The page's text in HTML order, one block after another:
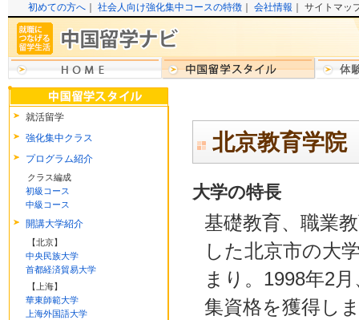
初めての方へ 社会人向け強化集中コースの特徴 会社情報 ｜ サイトマッ
就活留学
強化集中クラス
プログラム紹介
クラス編成
初級コース
中級コース
開講大学紹介
【北京】
中央民族大学
首都経済貿易大学
【上海】
華東師範大学
上海外国語大学
北京教育学院
大学の特長
基礎教育、職業
した北京市の大
まり。1998年2
集資格を獲得し